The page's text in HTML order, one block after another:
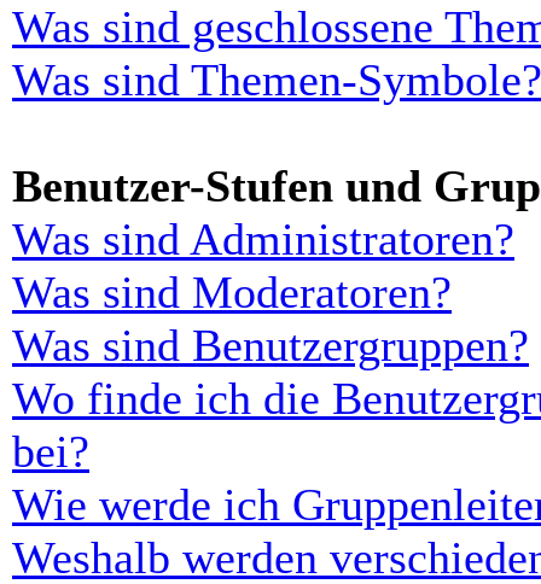
Was sind geschlossene
Was sind Themen-Symbole?
Benutzer-Stufen und
Was sind Administratoren?
Was sind Moderatoren?
Was sind Benutzergruppen?
Wo finde ich die
bei?
Wie werde ich
Weshalb werden